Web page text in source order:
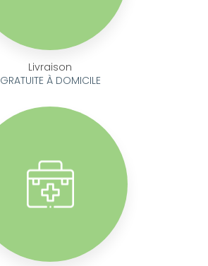
Livraison
GRATUITE À DOMICILE